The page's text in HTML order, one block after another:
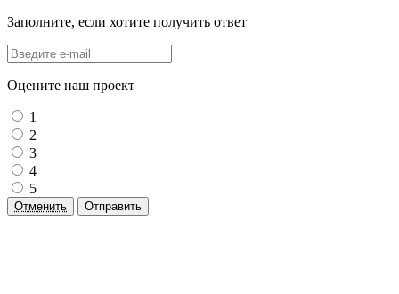
Заполните, если хотите получить ответ
Оцените наш проект
1
2
3
4
5
Отменить Отправить